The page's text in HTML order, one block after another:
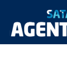
conteúdo